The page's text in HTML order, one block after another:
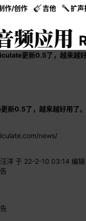
作/创作 吉他 扩声
更新0.5了，越来越好
新0.5了，越来越好用了。
news/
洋 于 22-2-10 03:14 编辑